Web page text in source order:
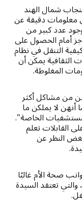
شمال الهند
معلومات دقيقة عن
عدد كبير من
أمام الحصول على
التنقل في نظام
الثقافية يمكن أن
المغلوطة.
من مشاكل أكثر
أنهن لا يملكن ما
الخاصة".
القابلات تعلم
النظر عن
صحة الأم غالبًا
والتي تعتقد السيدة